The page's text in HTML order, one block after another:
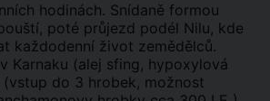
hodinách. Snídaně formou
poté průjezd podél Nilu, kde
každodenní život zemědělců.
Karnaku (alej sfing, hypoxylová
do 3 hrobek, možnost